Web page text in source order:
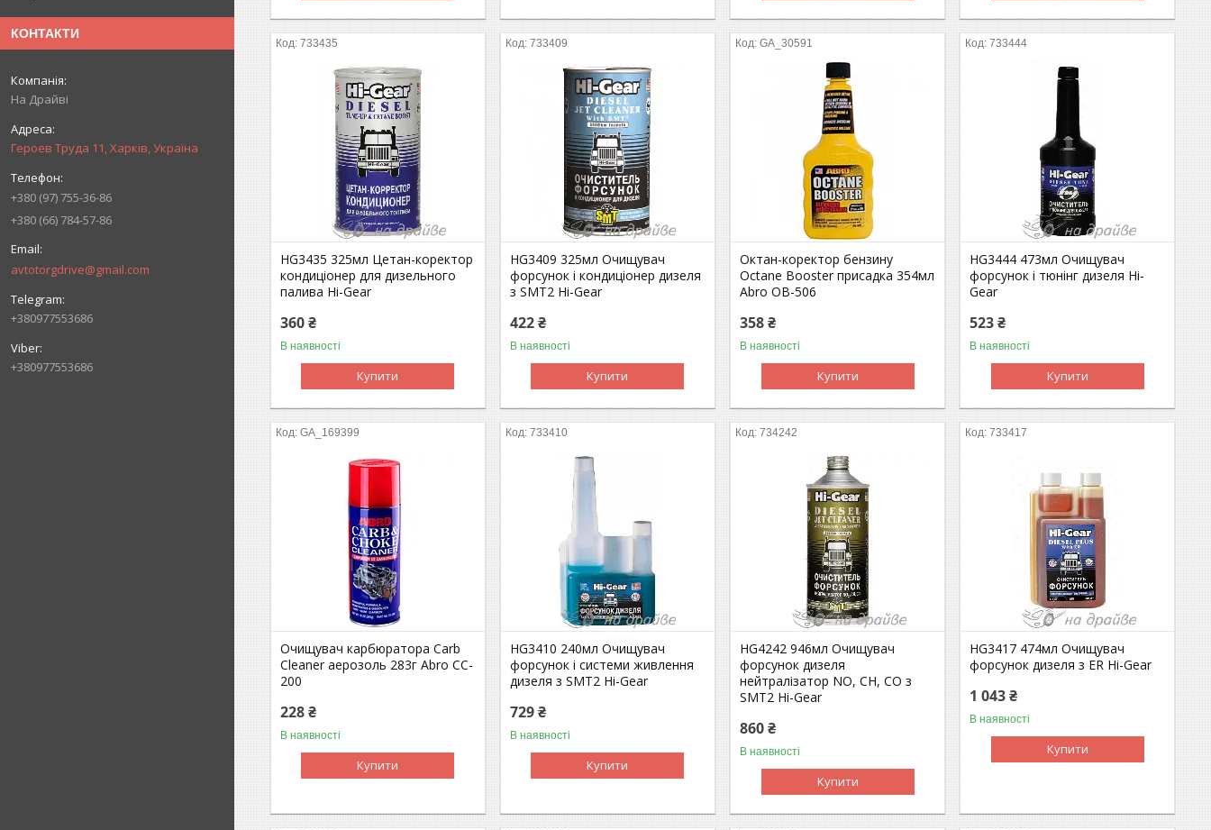
КОНТАКТИ
На Драйві
Героев Труда 11, Харків, Україна
+380 (97) 755-36-86
+380 (66) 784-57-86
avtotorgdrive@gmail.com
+380977553686
+380977553686
733435
HG3435 325мл Цетан-коректор
кондиціонер для дизельного
палива Hi-Gear
360 ₴
В наявності
Купити
733409
HG3409 325мл Очищувач
форсунок і кондиціонер дизеля
з SMT2 Hi-Gear
422 ₴
В наявності
Купити
GA_30591
Октан-коректор бензину
Octane Booster присадка 354мл
Abro OB-506
358 ₴
В наявності
Купити
733444
HG3444 473мл Очищувач
форсунок і тюнінг дизеля Hi-
Gear
523 ₴
В наявності
Купити
GA_169399
Очищувач карбюратора Carb
Cleaner аерозоль 283г Abro CC-
200
228 ₴
В наявності
Купити
733410
HG3410 240мл Очищувач
форсунок і системи живлення
дизеля з SMT2 Hi-Gear
729 ₴
В наявності
Купити
734242
HG4242 946мл Очищувач
форсунок дизеля
нейтралізатор NO, CH, CO з
SMT2 Hi-Gear
860 ₴
В наявності
Купити
733417
HG3417 474мл Очищувач
форсунок дизеля з ER Hi-Gear
1 043 ₴
В наявності
Купити